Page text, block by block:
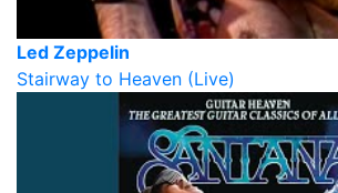
Led Zeppelin
Stairway to Heaven (Live)